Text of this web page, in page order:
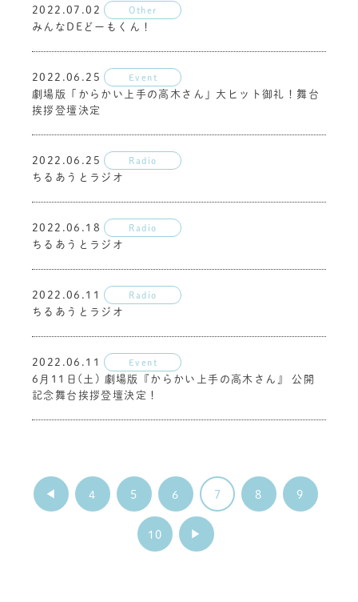
2022.07.02 Other
みんなDEどーもくん！
2022.06.25 Event
劇場版「からかい上手の高木さん」大ヒット御礼！舞台
挨拶登壇決定
2022.06.25 Radio
ちるあうとラジオ
2022.06.18 Radio
ちるあうとラジオ
2022.06.11 Radio
ちるあうとラジオ
2022.06.11 Event
6月11日(土) 劇場版『からかい上手の高木さん』 公開
記念舞台挨拶登壇決定！
4 5 6 7 8 9
10